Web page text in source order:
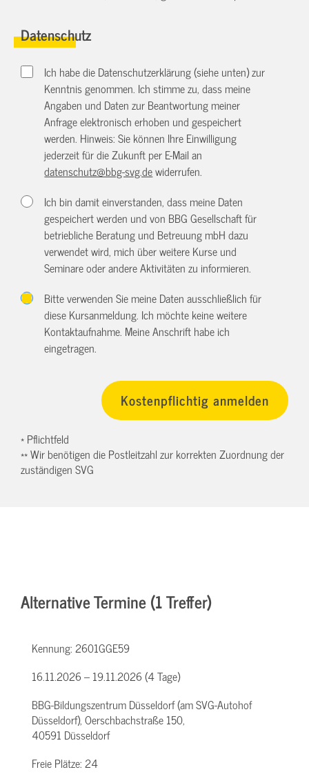
Datenschutz
Ich habe die Datenschutzerklärung (siehe unten) zur
Kenntnis genommen. Ich stimme zu, dass meine
Angaben und Daten zur Beantwortung meiner
Anfrage elektronisch erhoben und gespeichert
werden. Hinweis: Sie können Ihre Einwilligung
jederzeit für die Zukunft per E-Mail an
datenschutz@bbg-svg.dewiderrufen.
Ich bin damit einverstanden, dass meine Daten
gespeichert werden und von BBG Gesellschaft für
betriebliche Beratung und Betreuung mbH dazu
verwendet wird, mich über weitere Kurse und
Seminare oder andere Aktivitäten zu informieren.
Bitte verwenden Sie meine Daten ausschließlich für
diese Kursanmeldung. Ich möchte keine weitere
Kontaktaufnahme. Meine Anschrift habe ich
eingetragen.
* Pflichtfeld
** Wir benötigen die Postleitzahl zur korrekten Zuordnung der
zuständigen SVG
Alternative Termine (1 Treffer)
Kennung:2601GGE59
16.11.2026 – 19.11.2026 (4 Tage)
BBG-Bildungszentrum Düsseldorf (am SVG-Autohof
Düsseldorf), Oerschbachstraße 150,
40591 Düsseldorf
Freie Plätze:24